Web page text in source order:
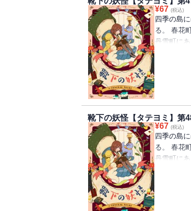
¥67 (税込)
四季の島
る。 春花
丹雪町に
を離れ、
靴下の妖怪【タテヨミ】第
¥67 (税込)
四季の島
る。 春花
丹雪町に
を離れ、